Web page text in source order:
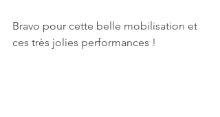
Bravo pour cette belle mobilisation et
ces très jolies performances !